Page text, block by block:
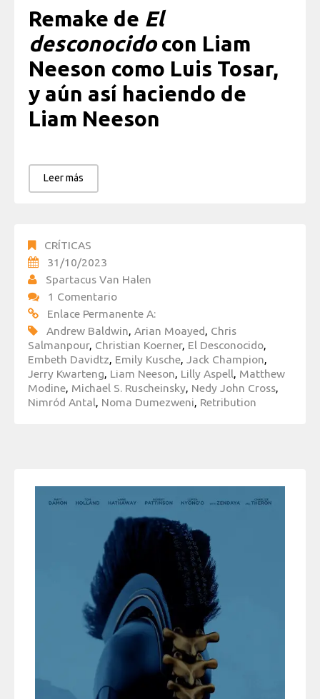
Remake de El
desconocidocon Liam
Neeson como Luis Tosar,
y aún así haciendo de
Liam Neeson
Leer más
CRÍTICAS
31/10/2023
Spartacus Van Halen
1 Comentario
Enlace Permanente A:
Andrew Baldwin Arian Moayed Chris
Salmanpour, Christian Koerner, El Desconocido
Embeth Davidtz Emily Kusche Jack Champion
Jerry Kwarteng Liam Neeson Lilly Aspell Matthew
Modine Michael S. Ruscheinsky Nedy John Cross
Nimród Antal Noma Dumezweni Retribution